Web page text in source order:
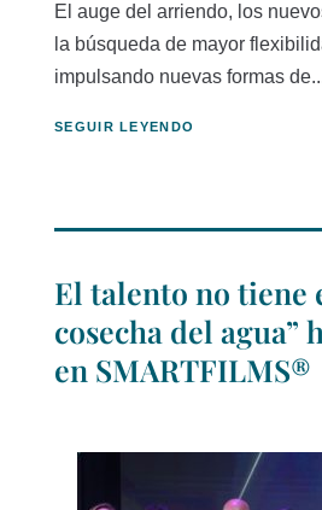
El auge del arriendo, los
la búsqueda de mayor
impulsando nuevas formas
SEGUIR LEYENDO
El talento no tiene
cosecha del agua”
en SMARTFILMS®